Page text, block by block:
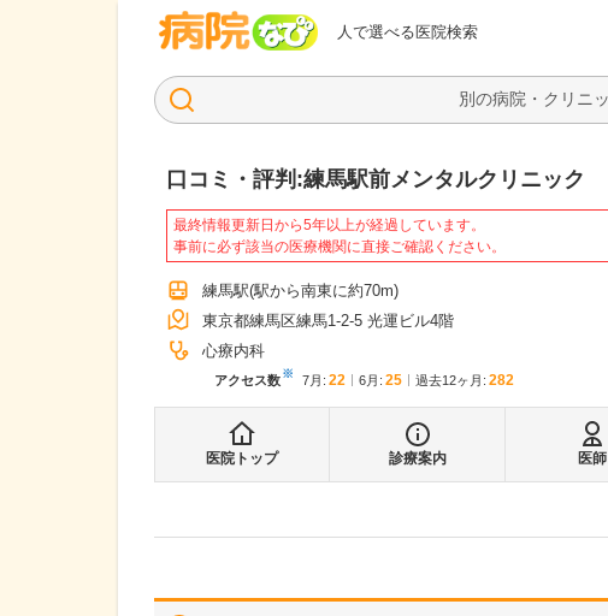
人で選べる医院検索
病院なび
口コミ・評判:練馬駅前メンタルクリニック
最終情報更新日から5年以上が経過しています。
事前に必ず該当の医療機関に直接ご確認ください。
練馬駅(駅から南東に約70m)
東京都練馬区練馬1-2-5 光運ビル4階
心療内科
アクセス数※ 7月 : 22 6月 : 25 過去12ヶ月: 282
医院トップ 診療案内 医師